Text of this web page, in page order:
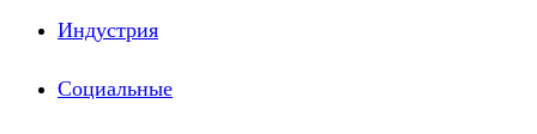
Индустрия
Социальные